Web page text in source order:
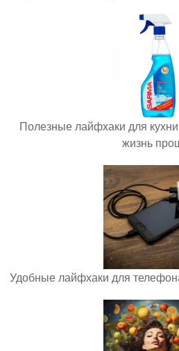
Полезные лайфхаки для
жизнь
Удобные лайфхаки для